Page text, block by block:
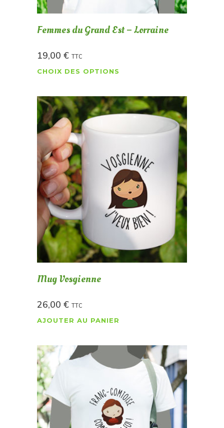
Femmes du Grand Est – Lorraine
19,00 € TTC
CHOIX DES OPTIONS
Mug Vosgienne
26,00 € TTC
AJOUTER AU PANIER